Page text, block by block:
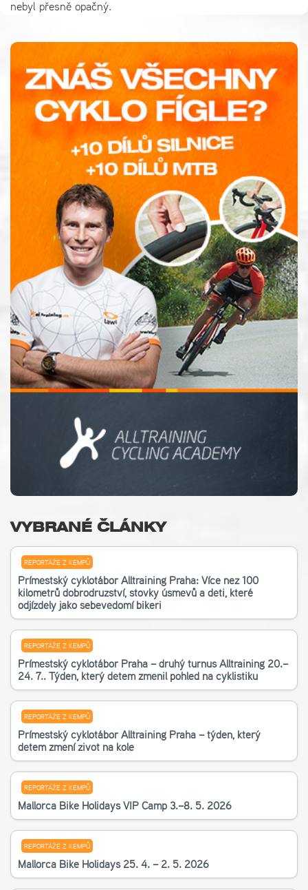
nebyl přesně opačný.
VYBRANÉ ČLÁNKY
REPORTÁŽE Z KEMPŮ
Příměstský cyklotábor Alltraining Praha: Více než 100
kilometrů dobrodružství, stovky úsměvů a děti, které
odjížděly jako sebevědomí bikeři
REPORTÁŽE Z KEMPŮ
Příměstský cyklotábor Praha – druhý turnus Alltraining 20.–
24. 7.. Týden, který dětem změnil pohled na cyklistiku
REPORTÁŽE Z KEMPŮ
Příměstský cyklotábor Alltraining Praha – týden, který
dětem změní život na kole
REPORTÁŽE Z KEMPŮ
Mallorca Bike Holidays VIP Camp 3.–8. 5. 2026
REPORTÁŽE Z KEMPŮ
Mallorca Bike Holidays 25. 4. – 2. 5. 2026